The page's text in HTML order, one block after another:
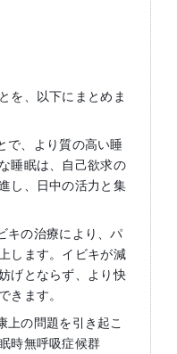
を、以下にまとめま
で、より質の高い睡
睡眠は、自己欲求の
し、日中の活力と集
キの治療により、パ
します。イビキが減
げとならず、より快
きます。
上の問題を引き起こ
時無呼吸症候群